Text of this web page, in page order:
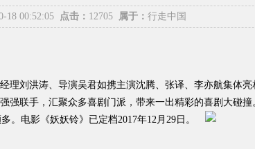
18 00:52:05 点击： 12705 属于： 行走中国
刘洪涛、导演吴君如携主演沈腾、张译、李亦航集体亮
联手，汇聚众多喜剧门派，带来一出精彩的喜剧大碰
。电影《妖妖铃》已定档2017年12月29日。